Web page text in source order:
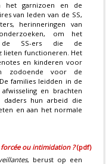
het garnizoen en de
van leden van de SS,
herinneringen van
om het
de SS-ers die de
lieten functioneren. Het
en kinderen voor
zodoende voor de
families leidden in de
en brachten
hun arbeid die
en aan het normale
ou intimidation ?(pdf)
, berust op een